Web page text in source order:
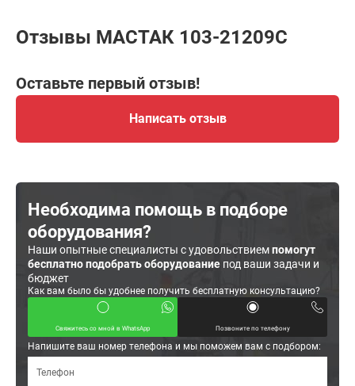
Отзывы МАСТАК 103-21209C
Оставьте первый отзыв!
Написать отзыв
Необходима помощь в подборе
оборудования?
Наши опытные специалисты с удовольствиемпомогут
бесплатно подобрать оборудование под ваши задачи и
бюджет
Как вам было бы удобнее получить бесплатную консультацию?
Свяжитесь со мной в WhatsApp Позвоните по телефону
Напишите ваш номер телефона и мы поможем вам с подбором: